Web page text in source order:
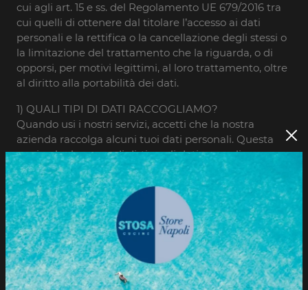
cui agli art. 15 e ss. del Regolamento UE 679/2016 tra
cui quelli di ottenere dal titolare l’accesso ai dati
personali e la rettifica o la cancellazione degli stessi o
la limitazione del trattamento che la riguarda, o di
opporsi, per motivi legittimi, al loro trattamento, oltre
al diritto alla portabilità dei dati.
1) QUALI TIPI DI DATI RACCOGLIAMO?
Quando usi i nostri servizi, accetti che la nostra
azienda raccolga alcuni tuoi dati personali. Questa
pagina ha lo scopo di dirti quali dati raccogliamo,
perché e come li usiamo.
Trattiamo due tipi di dati:
1.1) dati forniti dall’utente
quando ti registri ti chiediamo di fornirci alcuni dati
che servono per poter usufruire del nostro servizio.
Questi sono, ad esempio, i dati che ti chiediamo:
Nome, cognome, azienda, e-mail, telefono, stato,